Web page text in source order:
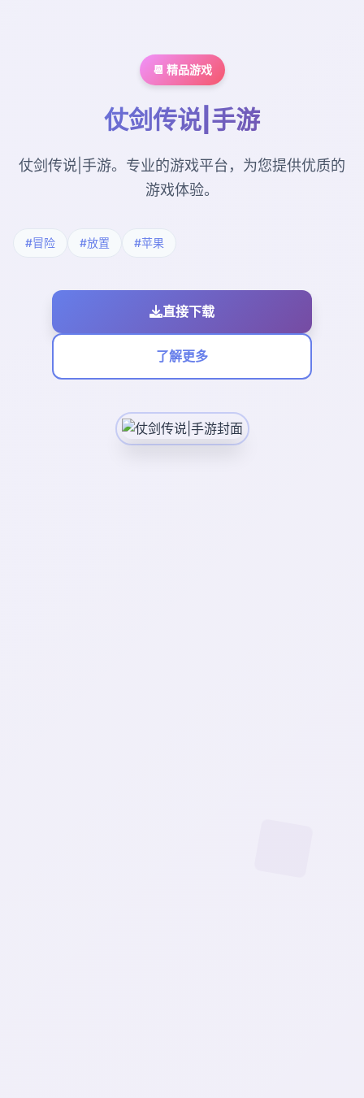
📆 精品游戏
仗剑传说|手游
仗剑传说|手游。专业的游戏平台，为您提供优质的
游戏体验。
#冒险 #放置 #苹果
直接下载
了解更多